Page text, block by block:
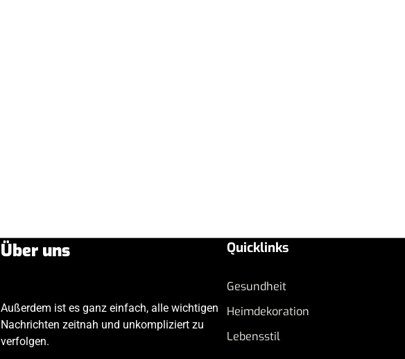
Über uns
Außerdem ist es ganz einfach, alle wichtigen
Nachrichten zeitnah und unkompliziert zu
verfolgen.
Quicklinks
Gesundheit
Heimdekoration
Lebensstil